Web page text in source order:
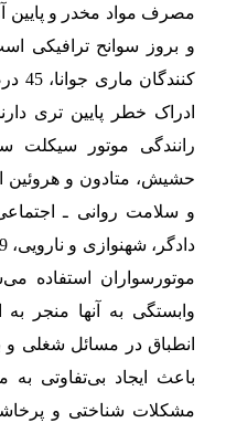
مصرف مواد مخدر و پایین
و بروز سوانح ترافیکی
ادراک خطر پایین تری
رانندگی موتور سیکلت
حشیش، متادون و هروئین
و سلامت روانی ـ
موتورسواران استفاده
وابستگی به آنها منجر
انطباق در مسائل شغلی
باعث ایجاد بی‌تفاوتی
مشکلات شناختی و